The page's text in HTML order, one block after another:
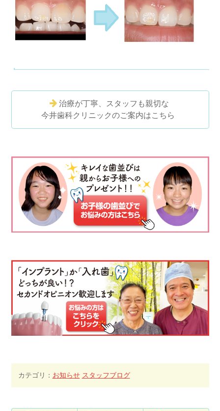
治療が丁寧、スタッフも親切な
今井歯科クリニックのご案内はこちら
カテゴリ： お知らせ スタッフブログ